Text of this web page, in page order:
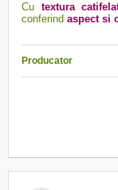
Cu textura
conferind aspect si
Producator